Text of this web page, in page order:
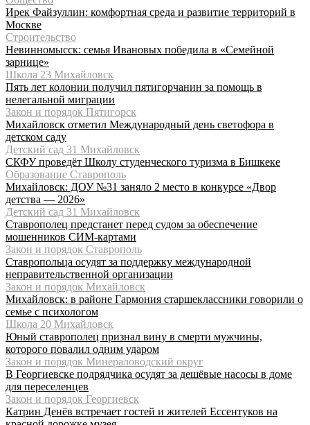
Ирек Файзуллин: комфортная среда и развитие территорий в
Москве
Строительство
Невинномысск: семья Ивановых победила в «Семейной
зарнице»
Школа 23 Михайловск
Пять лет колонии получил пятигорчанин за помощь в
нелегальной миграции
Закон и порядок Пятигорск
Михайловск отметил Международный день светофора в
детском саду
Детский сад 31 Михайловск
СКФУ проведёт Школу студенческого туризма в Бишкеке
Образование Ставрополь
Михайловск: ДОУ №31 заняло 2 место в конкурсе «Двор
детства — 2026»
Детский сад 31 Михайловск
Ставрополец предстанет перед судом за обеспечение
мошенников СИМ-картами
Закон и порядок Ставрополь
Ставропольца осудят за поддержку международной
неправительственной организации
Закон и порядок Михайловск
Михайловск: в районе Гармония старшеклассники говорили о
семье с психологом
Школа 20 Михайловск
Юный ставрополец признал вину в смерти мужчины,
которого повалил одним ударом
Закон и порядок Минераловодский округ
В Георгиевске подрядчика осудят за дешёвые насосы в доме
для переселенцев
Закон и порядок Георгиевск
Катрин Денёв встречает гостей и жителей Ессентуков на